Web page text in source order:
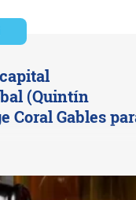
(Quintín
Coral Gables